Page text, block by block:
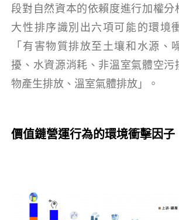
段對自然資本的依賴度進行加權分
大性排序識別出六項可能的環境
「有害物質排放至土壤和水源、
擾、水資源消耗、非溫室氣體空污
物產生排放、溫室氣體排放」。
價值鏈營運行為的環境衝擊因子